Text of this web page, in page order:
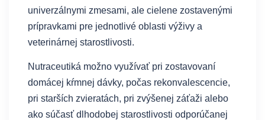
univerzálnymi zmesami, ale cielene zostavenými
prípravkami pre jednotlivé oblasti výživy a
veterinárnej starostlivosti.
Nutraceutiká možno využívať pri zostavovaní
domácej kŕmnej dávky, počas rekonvalescencie,
pri starších zvieratách, pri zvýšenej záťaži alebo
ako súčasť dlhodobej starostlivosti odporúčanej